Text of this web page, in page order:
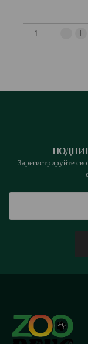
Зарегистрируйте